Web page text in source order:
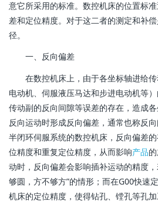
意它所采用的标准。数控机床的位置标
差和定位精度。对于这二者的测定和补
径。
一、反向偏差
在数控机床上，由于各坐标轴进给传
电动机、伺服液压马达和步进电动机等
传动副的反向间隙等误差的存在，造成
反向运动时形成反向偏差，通常也称反
半闭环伺服系统的数控机床，反向偏差
位精度和重复定位精度，从而影响产品
动时，反向偏差会影响插补运动的精度
够圆，方不够方”的情形；而在G00快速
机床的定位精度，使得钻孔、镗孔等孔